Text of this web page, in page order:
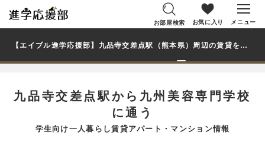
お部屋検索 お気に入り メニュー
【エイブル進学応援部】九品寺交差点駅（熊本県）周辺の賃貸を探す｜九州美容専門学校学生・大学生の一人暮らし向け賃貸マンション・アパート
九品寺交差点駅から九州美容専門学校
に通う
学生向け一人暮らし賃貸アパート・マンション情報